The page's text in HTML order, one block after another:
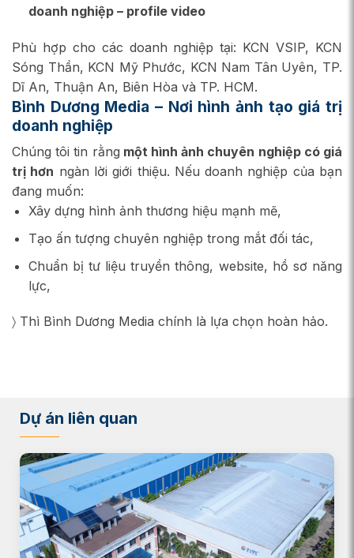
doanh nghiệp – profile video
Phù hợp cho các doanh nghiệp tại: KCN VSIP, KCN
Sóng Thần, KCN Mỹ Phước, KCN Nam Tân Uyên, TP.
Dĩ An, Thuận An, Biên Hòa và TP. HCM.
Bình Dương Media – Nơi hình ảnh tạo giá trị
doanh nghiệp
Chúng tôi tin rằng một hình ảnh chuyên nghiệp có giá
trị hơn ngàn lời giới thiệu. Nếu doanh nghiệp của bạn
đang muốn:
Xây dựng hình ảnh thương hiệu mạnh mẽ,
Tạo ấn tượng chuyên nghiệp trong mắt đối tác,
Chuẩn bị tư liệu truyền thông, website, hồ sơ năng
lực,
〉 Thì Bình Dương Media chính là lựa chọn hoàn hảo.
Dự án liên quan